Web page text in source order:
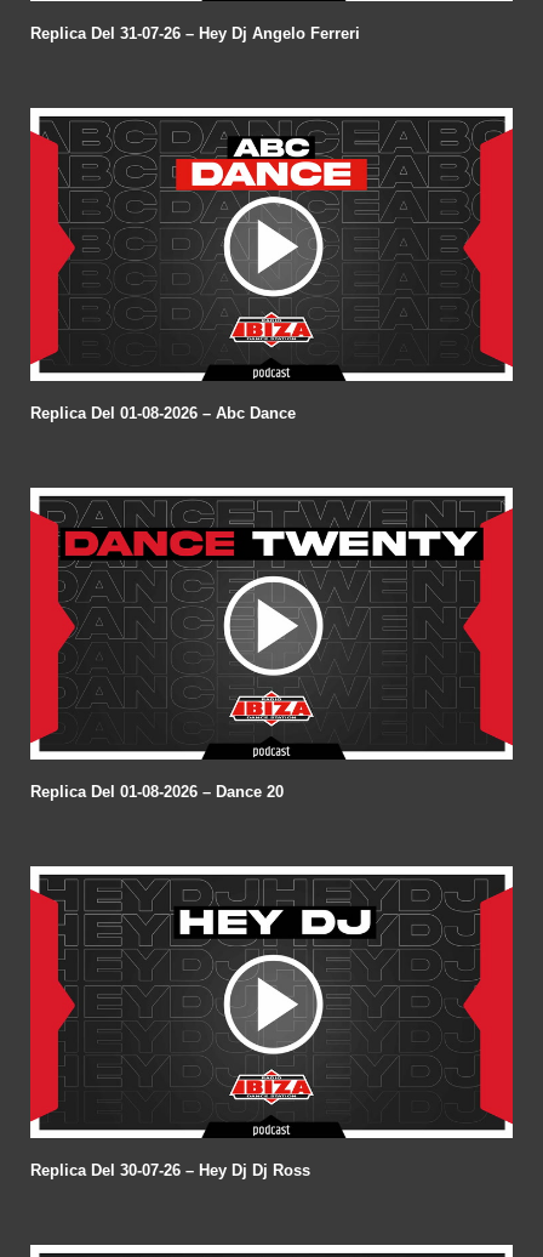
Replica Del 31-07-26 – Hey Dj Angelo Ferreri
Replica Del 01-08-2026 – Abc Dance
Replica Del 01-08-2026 – Dance 20
Replica Del 30-07-26 – Hey Dj Dj Ross